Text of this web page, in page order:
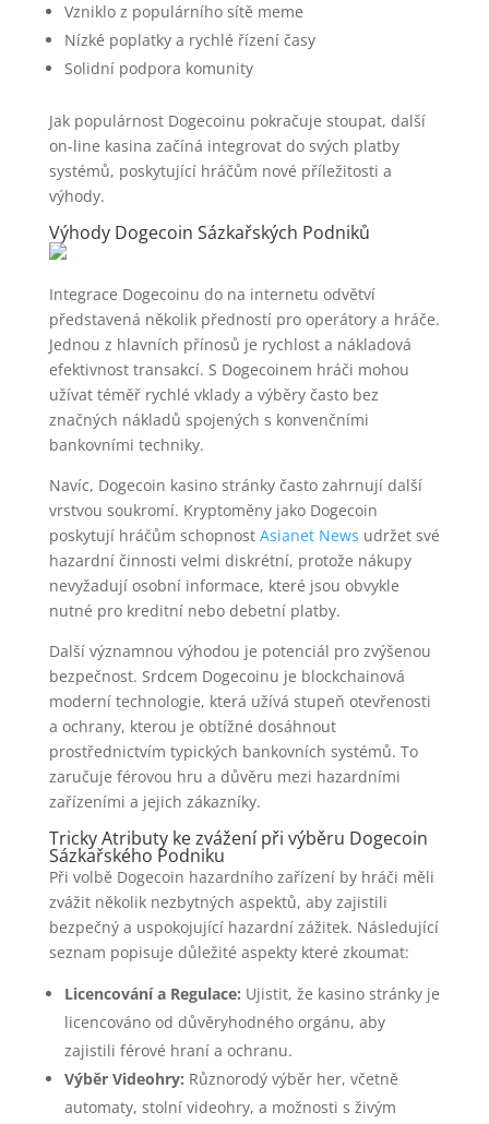
Vzniklo z populárního sítě meme
Nízké poplatky a rychlé řízení časy
Solidní podpora komunity
Jak populárnost Dogecoinu pokračuje stoupat, další
on-line kasina začíná integrovat do svých platby
systémů, poskytující hráčům nové příležitosti a
výhody.
Výhody Dogecoin Sázkařských Podniků
Integrace Dogecoinu do na internetu odvětví
představená několik předností pro operátory a hráče.
Jednou z hlavních přínosů je rychlost a nákladová
efektivnost transakcí. S Dogecoinem hráči mohou
užívat téměř rychlé vklady a výběry často bez
značných nákladů spojených s konvenčními
bankovními techniky.
Navíc, Dogecoin kasino stránky často zahrnují další
vrstvou soukromí. Kryptoměny jako Dogecoin
poskytují hráčům schopnost Asianet News udržet své
hazardní činnosti velmi diskrétní, protože nákupy
nevyžadují osobní informace, které jsou obvykle
nutné pro kreditní nebo debetní platby.
Další významnou výhodou je potenciál pro zvýšenou
bezpečnost. Srdcem Dogecoinu je blockchainová
moderní technologie, která užívá stupeň otevřenosti
a ochrany, kterou je obtížné dosáhnout
prostřednictvím typických bankovních systémů. To
zaručuje férovou hru a důvěru mezi hazardními
zařízeními a jejich zákazníky.
Tricky Atributy ke zvážení při výběru Dogecoin
Sázkařského Podniku
Při volbě Dogecoin hazardního zařízení by hráči měli
zvážit několik nezbytných aspektů, aby zajistili
bezpečný a uspokojující hazardní zážitek. Následující
seznam popisuje důležité aspekty které zkoumat:
Licencování a Regulace: Ujistit, že kasino stránky je
licencováno od důvěryhodného orgánu, aby
zajistili férové hraní a ochranu.
Výběr Videohry: Různorodý výběr her, včetně
automaty, stolní videohry, a možnosti s živým